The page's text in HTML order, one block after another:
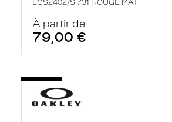
LCS2402/S 731 ROUGE MAT
À partir de
79,00 €